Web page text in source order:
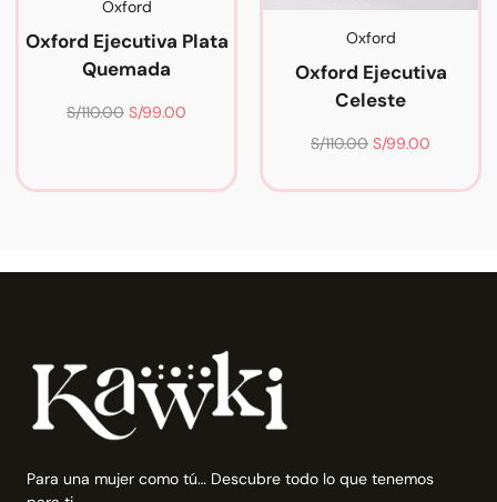
Oxford
Oxford Ejecutiva Plata
Quemada
S/110.00 S/99.00
Oxford
Oxford Ejecutiva
Celeste
S/110.00 S/99.00
Para una mujer como tú… Descubre todo lo que tenemos